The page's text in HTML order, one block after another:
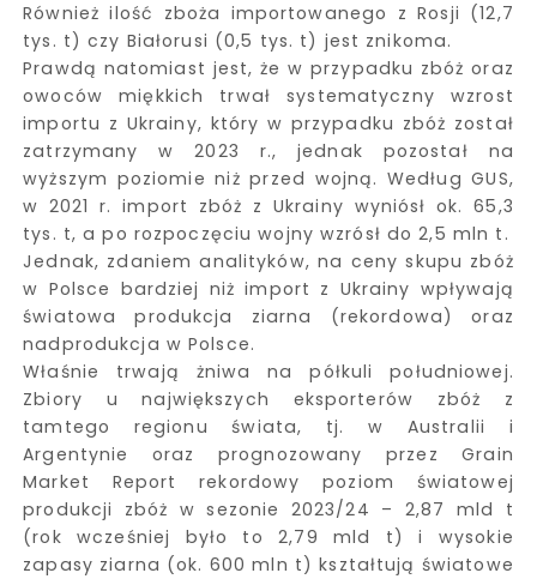
Również ilość zboża importowanego z Rosji (12,7
tys. t) czy Białorusi (0,5 tys. t) jest znikoma.
Prawdą natomiast jest, że w przypadku zbóż oraz
owoców miękkich trwał systematyczny wzrost
importu z Ukrainy, który w przypadku zbóż został
zatrzymany w 2023 r., jednak pozostał na
wyższym poziomie niż przed wojną. Według GUS,
w 2021 r. import zbóż z Ukrainy wyniósł ok. 65,3
tys. t, a po rozpoczęciu wojny wzrósł do 2,5 mln t.
Jednak, zdaniem analityków, na ceny skupu zbóż
w Polsce bardziej niż import z Ukrainy wpływają
światowa produkcja ziarna (rekordowa) oraz
nadprodukcja w Polsce.
Właśnie trwają żniwa na półkuli południowej.
Zbiory u największych eksporterów zbóż z
tamtego regionu świata, tj. w Australii i
Argentynie oraz prognozowany przez Grain
Market Report rekordowy poziom światowej
produkcji zbóż w sezonie 2023/24 – 2,87 mld t
(rok wcześniej było to 2,79 mld t) i wysokie
zapasy ziarna (ok. 600 mln t) kształtują światowe